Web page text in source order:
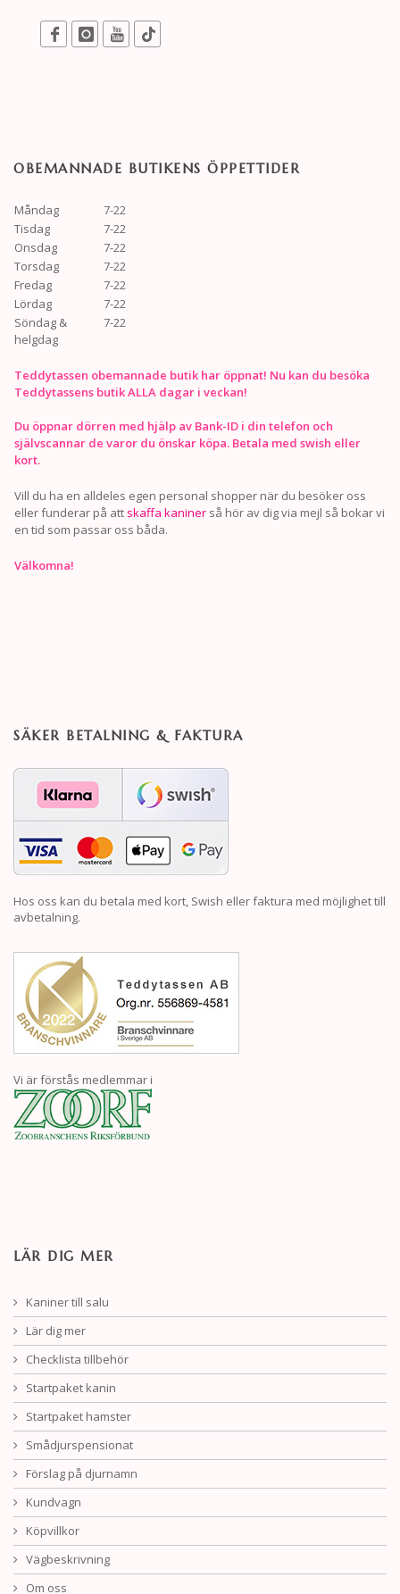
OBEMANNADE BUTIKENS ÖPPETTIDER
Måndag
7-22
Tisdag
7-22
Onsdag
7-22
Torsdag
7-22
Fredag
7-22
Lördag
7-22
Söndag &
helgdag
7-22
Teddytassen obemannade butik har öppnat! Nu kan du besöka
Teddytassens butik ALLA dagar i veckan!
Du öppnar dörren med hjälp av Bank-ID i din telefon och
självscannar de varor du önskar köpa. Betala med swish eller
kort.
Vill du ha en alldeles egen personal shopper när du besöker oss
eller funderar på att skaffa kaniner så hör av dig via mejl så bokar vi
en tid som passar oss båda.
Välkomna!
SÄKER BETALNING & FAKTURA
Hos oss kan du betala med kort, Swish eller faktura med möjlighet till
avbetalning.
Vi är förstås medlemmar i
LÄR DIG MER
Kaniner till salu
Lär dig mer
Checklista tillbehör
Startpaket kanin
Startpaket hamster
Smådjurspensionat
Förslag på djurnamn
Kundvagn
Köpvillkor
Vägbeskrivning
Om oss